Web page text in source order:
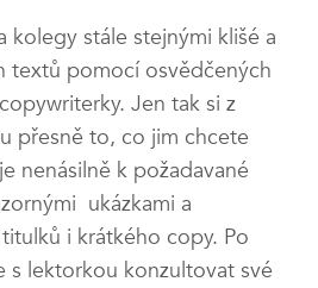
kolegy stále stejnými klišé a
textů pomocí osvědčených
Jen tak si z
přesně to, co jim chcete
nenásilně k požadavané
ukázkami a
i krátkého copy. Po
s lektorkou konzultovat své